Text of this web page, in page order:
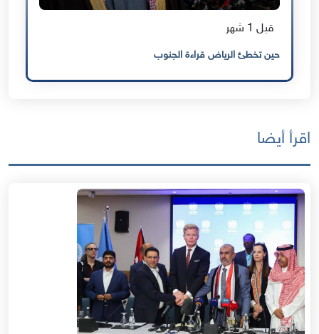
قبل 1 شهر
حين تخطئ الرياض قراءة الجنوب
اقرأ أيضا